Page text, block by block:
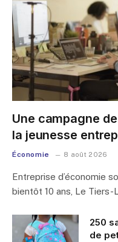
Une campagne
la jeunesse
Économie 8 août 2026
Entreprise d’économie
bientôt 10 ans, Le
250
de